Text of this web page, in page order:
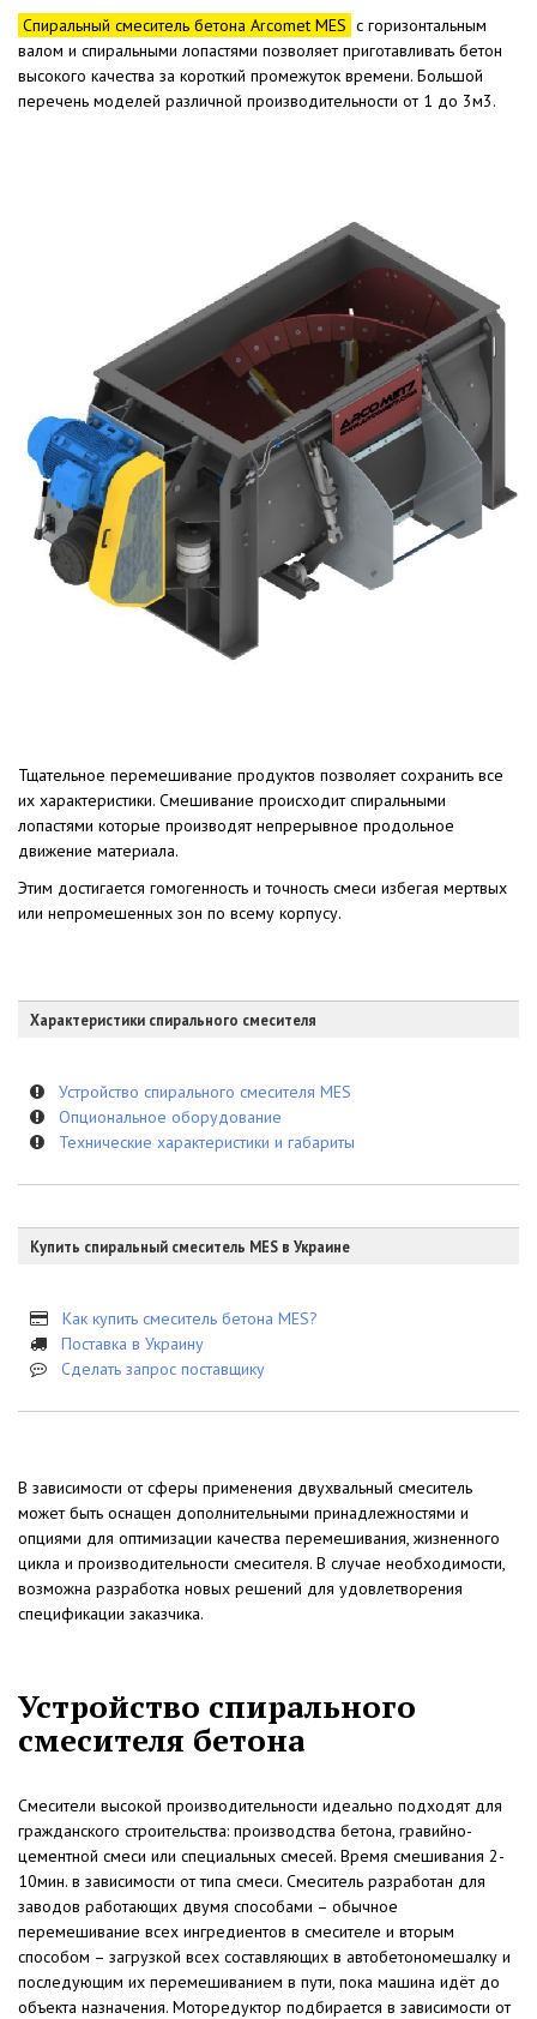
Спиральный смеситель бетона Arcomet MES с горизонтальным
валом и спиральными лопастями позволяет приготавливать бетон
высокого качества за короткий промежуток времени. Большой
перечень моделей различной производительности от 1 до 3м3.
Тщательное перемешивание продуктов позволяет сохранить все
их характеристики. Смешивание происходит спиральными
лопастями которые производят непрерывное продольное
движение материала.
Этим достигается гомогенность и точность смеси избегая мертвых
или непромешенных зон по всему корпусу.
Характеристики спирального смесителя
Устройство спирального смесителя MES
Опциональное оборудование
Технические характеристики и габариты
Купить спиральный смеситель MES в Украине
Как купить смеситель бетона MES?
Поставка в Украину
Сделать запрос поставщику
В зависимости от сферы применения двухвальный смеситель
может быть оснащен дополнительными принадлежностями и
опциями для оптимизации качества перемешивания, жизненного
цикла и производительности смесителя. В случае необходимости,
возможна разработка новых решений для удовлетворения
спецификации заказчика.
Устройство спирального
смесителя бетона
Смесители высокой производительности идеально подходят для
гражданского строительства: производства бетона, гравийно-
цементной смеси или специальных смесей. Время смешивания 2-
10мин. в зависимости от типа смеси. Смеситель разработан для
заводов работающих двумя способами – обычное
перемешивание всех ингредиентов в смесителе и вторым
способом – загрузкой всех составляющих в автобетономешалку и
последующим их перемешиванием в пути, пока машина идёт до
объекта назначения. Моторедуктор подбирается в зависимости от